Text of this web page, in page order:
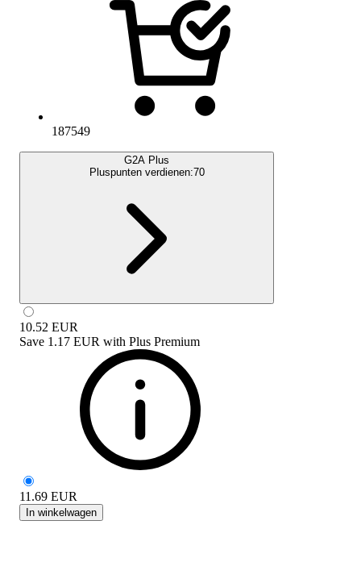
187549
G2A Plus
Pluspunten verdienen:70
10.52 EUR
Save 1.17 EUR with Plus Premium
11.69 EUR
In winkelwagen